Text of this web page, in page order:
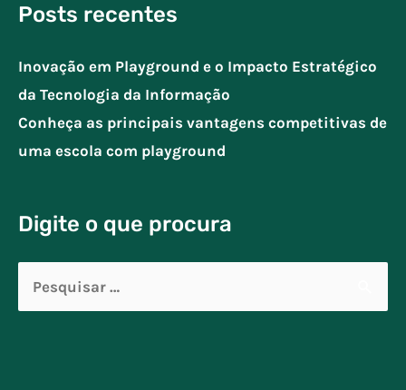
Posts recentes
Inovação em Playground e o Impacto Estratégico
da Tecnologia da Informação
Conheça as principais vantagens competitivas de
uma escola com playground
Digite o que procura